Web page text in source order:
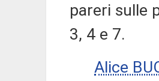
pareri sulle
3, 4 e 7.
Alice